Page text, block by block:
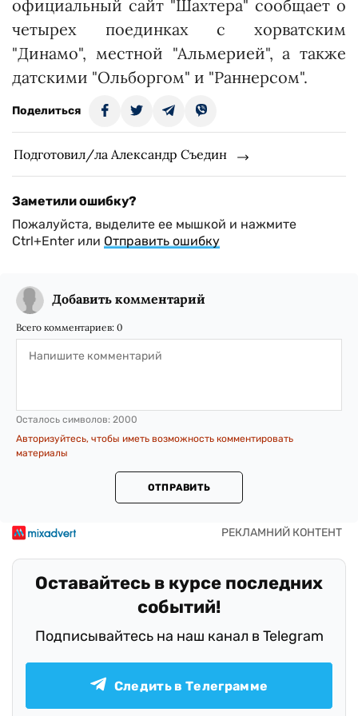
официальный сайт "Шахтера" сообщает о
четырех поединках с хорватским
"Динамо", местной "Альмерией", а также
датскими "Ольборгом" и "Раннерсом".
Поделиться
Подготовил/ла Александр Съедин
Заметили ошибку?
Пожалуйста, выделите ее мышкой и нажмите
Ctrl+Enter или Отправить ошибку
Добавить комментарий
Всего комментариев: 0
Осталось символов: 2000
Авторизуйтесь, чтобы иметь возможность комментировать
материалы
ОТПРАВИТЬ
Оставайтесь в курсе последних
событий!
Подписывайтесь на наш канал в Telegram
Следить в Телеграмме